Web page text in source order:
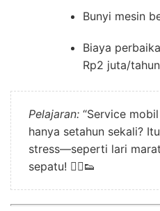
Bunyi mesin
Biaya
Rp2 juta/
Pelajaran: “Service
hanya setahun sekali?
stress—seperti lari
sepatu! 🏃‍♂️👟